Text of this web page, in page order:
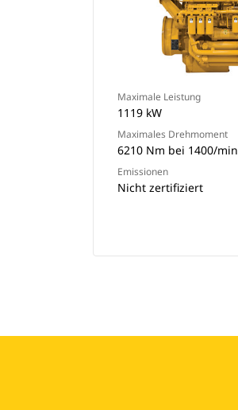
Maximale Leistung
1119 kW
Maximales Drehmoment
6210 Nm bei 1400/min
Emissionen
Nicht zertifiziert